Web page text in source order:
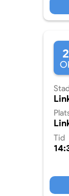
Stad
Tid